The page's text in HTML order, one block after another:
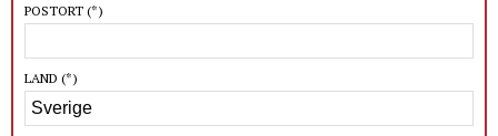
POSTORT (*)
LAND (*)